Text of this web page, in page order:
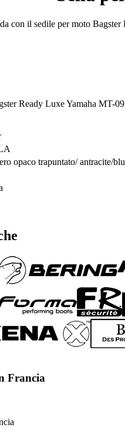
con il sedile per moto
Ready Luxe Yamaha MT-
opaco trapuntato/ antracite/
Francia